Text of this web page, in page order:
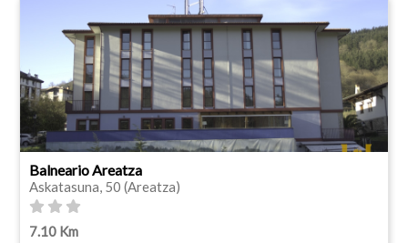
Balneario Areatza
Askatasuna, 50 (Areatza)
7.10 Km